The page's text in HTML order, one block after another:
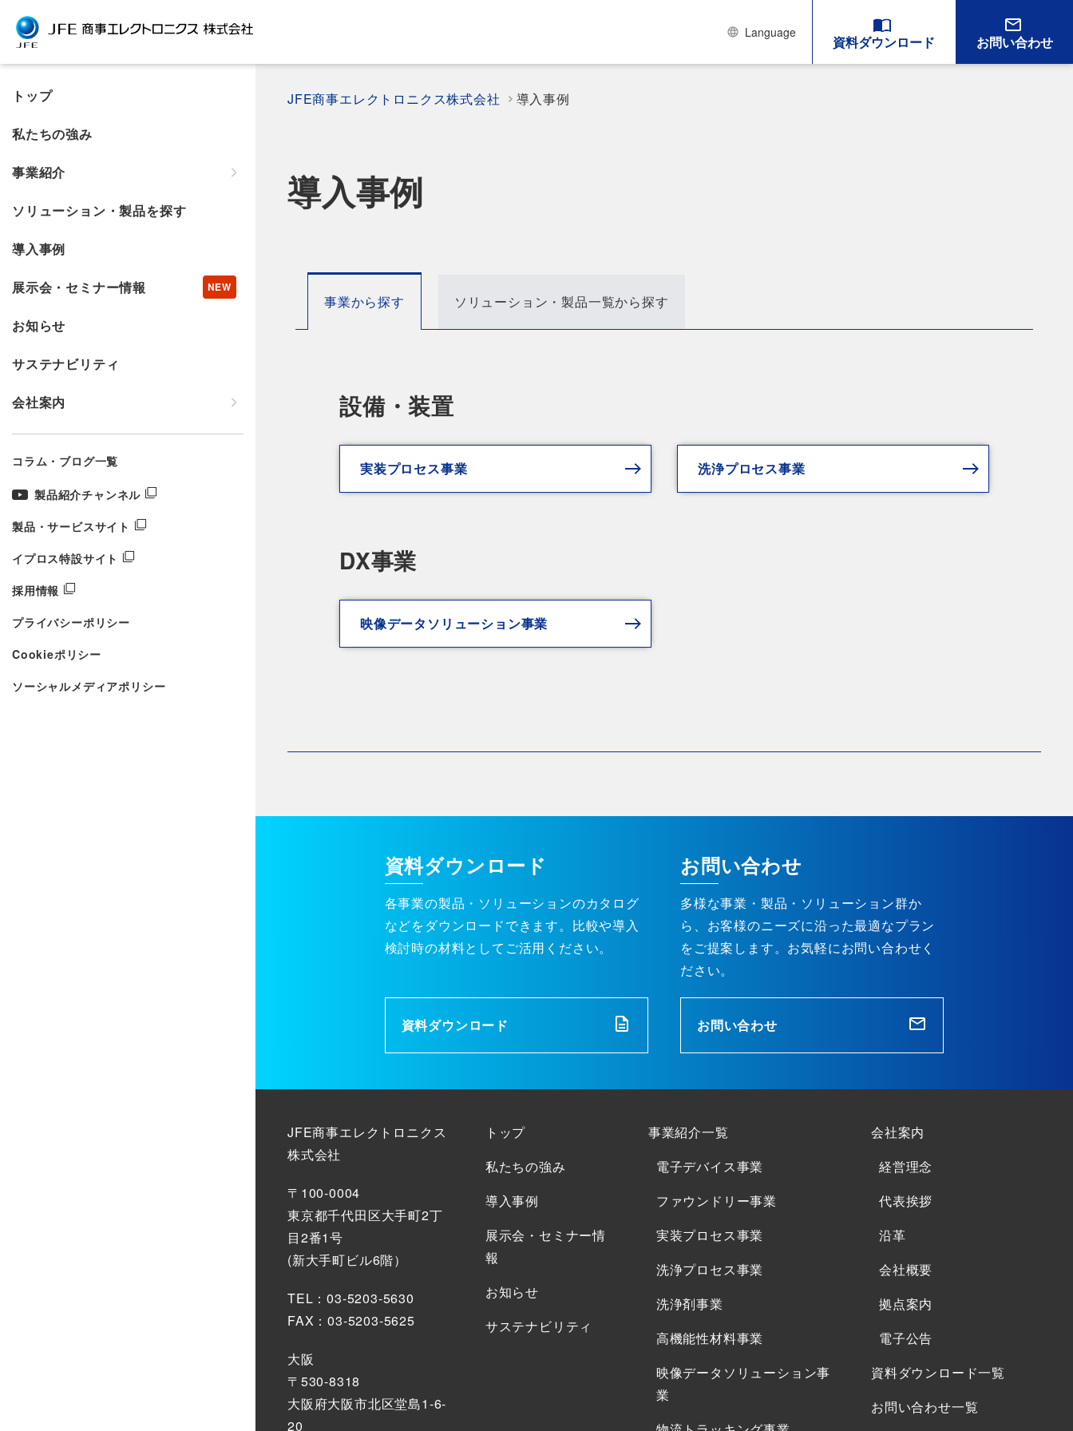
Language
資料ダウンロード お問い合わせ
トップ
私たちの強み
事業紹介
ソリューション・製品を探す
導入事例
展示会・セミナー情報
お知らせ
サステナビリティ
会社案内
コラム・ブログ一覧
製品紹介チャンネル
製品・サービスサイト
イプロス特設サイト
採用情報
プライバシーポリシー
Cookieポリシー
ソーシャルメディアポリシー
JFE商事エレクトロニクス株式会社 導入事例
導入事例
事業から探す ソリューション・製品一覧から探す
設備・装置
実装プロセス事業 洗浄プロセス事業
DX事業
映像データソリューション事業
資料ダウンロード
各事業の製品・ソリューションのカタログ
などをダウンロードできます。比較や導入
検討時の材料としてご活用ください。
資料ダウンロード
お問い合わせ
多様な事業・製品・ソリューション群か
ら、お客様のニーズに沿った最適なプラン
をご提案します。お気軽にお問い合わせく
ださい。
お問い合わせ
JFE商事エレクトロニクス
株式会社
〒100-0004
東京都千代田区大手町2丁
目2番1号
(新大手町ビル6階）
TEL：03-5203-5630
FAX：03-5203-5625
大阪
〒530-8318
大阪府大阪市北区堂島1-6-
20
トップ
私たちの強み
導入事例
展示会・セミナー情
報
お知らせ
サステナビリティ
事業紹介一覧
電子デバイス事業
ファウンドリー事業
実装プロセス事業
洗浄プロセス事業
洗浄剤事業
高機能性材料事業
映像データソリューション事
業
会社案内
経営理念
代表挨拶
沿革
会社概要
拠点案内
電子公告
資料ダウンロード一覧
お問い合わせ一覧